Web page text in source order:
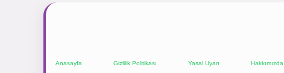
Anasayfa Gizlilik Politikası Yasal Uyarı Hakkımızda